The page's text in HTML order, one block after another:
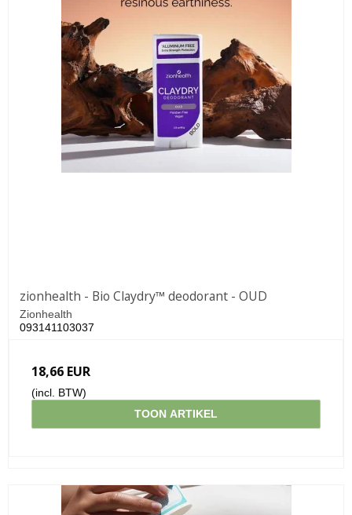
zionhealth - Bio Claydry™ deodorant - OUD
Zionhealth
093141103037
18,66 EUR
(incl. BTW)
TOON ARTIKEL